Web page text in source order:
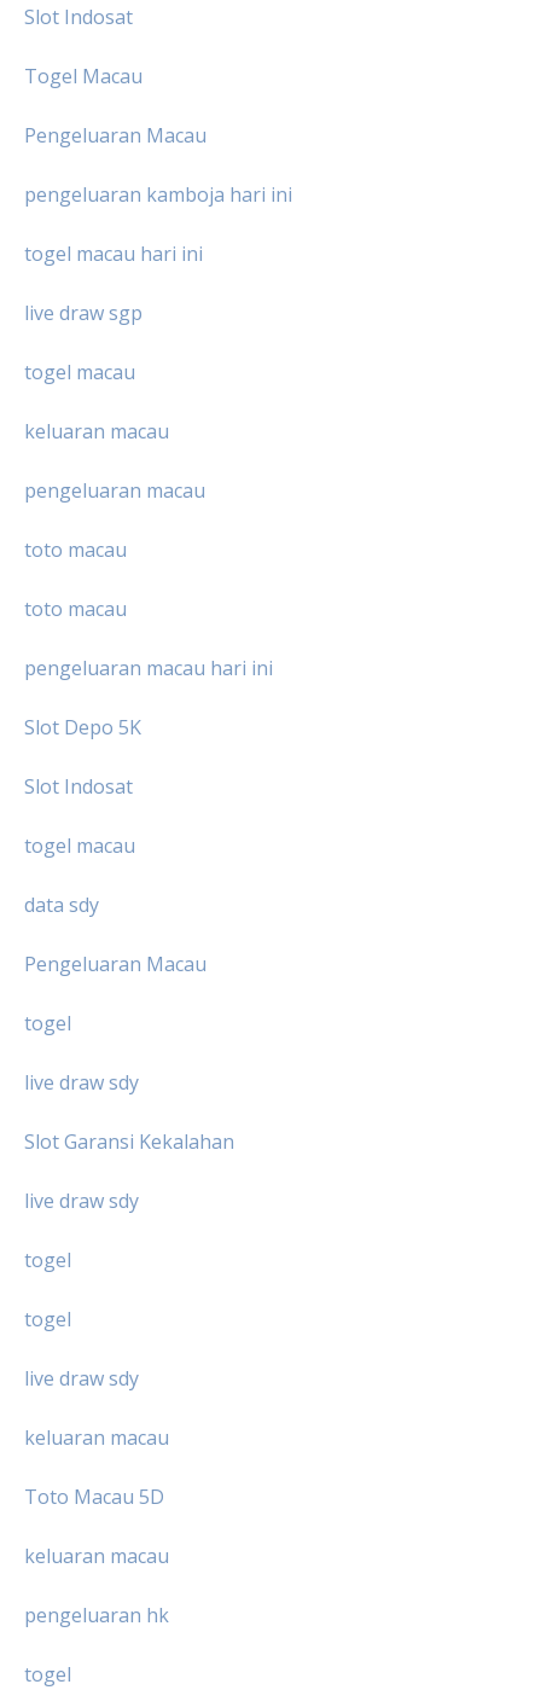
Slot Indosat
Togel Macau
Pengeluaran Macau
pengeluaran kamboja hari ini
togel macau hari ini
live draw sgp
togel macau
keluaran macau
pengeluaran macau
toto macau
toto macau
pengeluaran macau hari ini
Slot Depo 5K
Slot Indosat
togel macau
data sdy
Pengeluaran Macau
togel
live draw sdy
Slot Garansi Kekalahan
live draw sdy
togel
togel
live draw sdy
keluaran macau
Toto Macau 5D
keluaran macau
pengeluaran hk
togel